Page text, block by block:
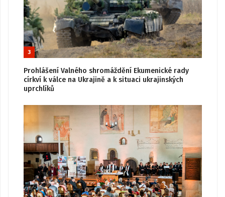
3
Prohlášení Valného shromáždění Ekumenické rady
církví k válce na Ukrajině a k situaci ukrajinských
uprchlíků